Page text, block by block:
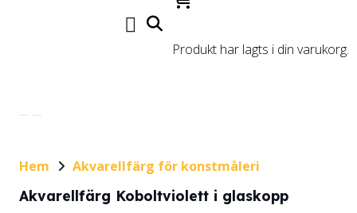
Produkt har lagts i din varukorg.
Hem
Akvarellfärg för konstmåleri
Akvarellfärg Koboltviolett i glaskopp